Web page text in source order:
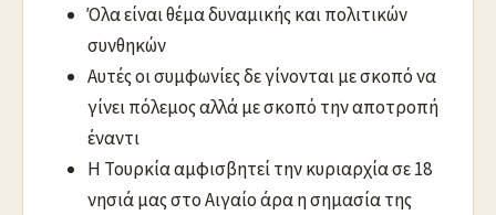
Όλα είναι θέμα δυναμικής και πολιτικών
συνθηκών
Αυτές οι συμφωνίες δε γίνονται με σκοπό να
γίνει πόλεμος αλλά με σκοπό την αποτροπή
έναντι
Η Τουρκία αμφισβητεί την κυριαρχία σε 18
νησιά μας στο Αιγαίο άρα η σημασία της